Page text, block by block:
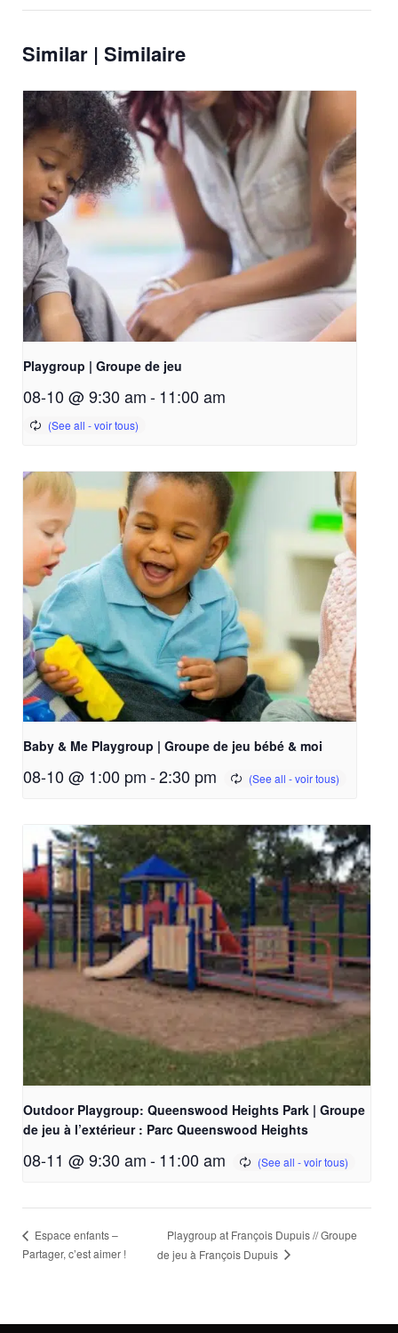
Similar | Similaire
Playgroup | Groupe de jeu
08-10 @ 9:30 am-11:00 am
Baby & Me Playgroup | Groupe de jeu bébé & moi
08-10 @ 1:00 pm-2:30 pm
Outdoor Playgroup: Queenswood Heights Park | Groupe
de jeu à l’extérieur : Parc Queenswood Heights
08-11 @ 9:30 am-11:00 am
Espace enfants –
Partager, c’est aimer !
Playgroup at François Dupuis // Groupe
de jeu à François Dupuis